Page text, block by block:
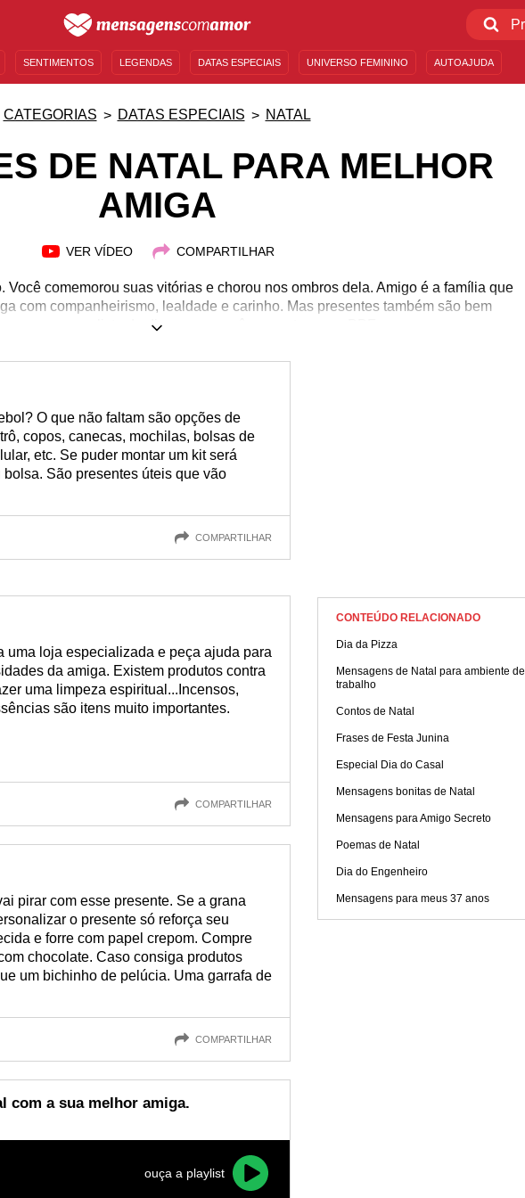
SENTIMENTOS LEGENDAS DATAS ESPECIAIS UNIVERSO FEMININO AUTOAJUDA
CATEGORIAS DATAS ESPECIAIS NATAL
DE NATAL PARA MELHOR
AMIGA
VER VÍDEO COMPARTILHAR
Você comemorou suas vitórias e chorou nos ombros dela. Amigo é a família que
com companheirismo, lealdade e carinho. Mas presentes também são bem
uma lista de dicas para você presentear sua BBF.
O que não faltam são opções de
copos, canecas, mochilas, bolsas de
etc. Se puder montar um kit será
São presentes úteis que vão
COMPARTILHAR
uma loja especializada e peça ajuda para
da amiga. Existem produtos contra
uma limpeza espiritual...Incensos,
são itens muito importantes.
COMPARTILHAR
pirar com esse presente. Se a grana
o presente só reforça seu
e forre com papel crepom. Compre
chocolate. Caso consiga produtos
um bichinho de pelúcia. Uma garrafa de
COMPARTILHAR
com a sua melhor amiga.
ouça a playlist
CONTEÚDO RELACIONADO
Dia da Pizza
Mensagens de Natal para ambiente de
trabalho
Contos de Natal
Frases de Festa Junina
Especial Dia do Casal
Mensagens bonitas de Natal
Mensagens para Amigo Secreto
Poemas de Natal
Dia do Engenheiro
Mensagens para meus 37 anos